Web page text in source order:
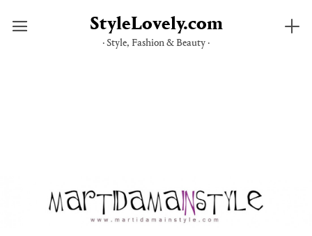
StyleLovely.com
· Style, Fashion & Beauty ·